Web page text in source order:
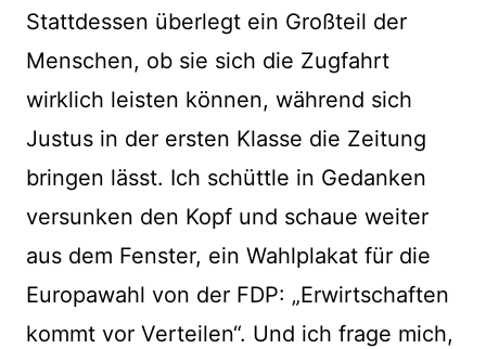
Stattdessen überlegt ein Großteil der
Menschen, ob sie sich die Zugfahrt
wirklich leisten können, während sich
Justus in der ersten Klasse die Zeitung
bringen lässt. Ich schüttle in Gedanken
versunken den Kopf und schaue weiter
aus dem Fenster, ein Wahlplakat für die
Europawahl von der FDP: „Erwirtschaften
kommt vor Verteilen“. Und ich frage mich,